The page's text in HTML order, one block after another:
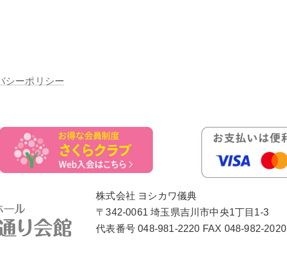
シーポリシー
株式会社 ヨシカワ儀典
〒342-0061 埼玉県吉川市中央1丁目1-3
代表番号 048-981-2220 FAX 048-982-2020